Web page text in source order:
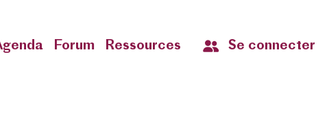
Forum Ressources Se connecter
Forum Ressources Se connecter
Forum Ressources Se connecter
Forum Ressources Se connecter